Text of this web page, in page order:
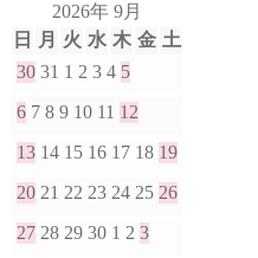
2026年 9月
日
月 火 水 木 金 土
30 31 1 2 3 4 5
6 7 8 9 10 11 12
13 14 15 16 17 18 19
20 21 22 23 24 25 26
27 28 29 30 1 2 3